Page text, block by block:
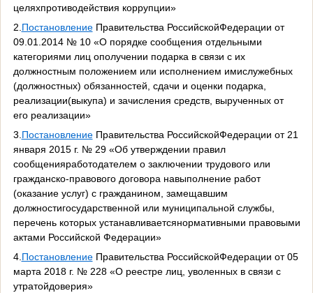
целяхпротиводействия коррупции»
2.ПостановлениеПравительства РоссийскойФедерации от
09.01.2014 № 10 «О порядке сообщения отдельными
категориями лиц ополучении подарка в связи с их
должностным положением или исполнением имислужебных
(должностных) обязанностей, сдачи и оценки подарка,
реализации(выкупа) и зачисления средств, вырученных от
его реализации»
3.ПостановлениеПравительства РоссийскойФедерации от 21
января 2015 г. № 29 «Об утверждении правил
сообщенияработодателем о заключении трудового или
гражданско-правового договора навыполнение работ
(оказание услуг) с гражданином, замещавшим
должностигосударственной или муниципальной службы,
перечень которых устанавливаетсянормативными правовыми
актами Российской Федерации»
4.ПостановлениеПравительства РоссийскойФедерации от 05
марта 2018 г. № 228 «О реестре лиц, уволенных в связи с
утратойдоверия»